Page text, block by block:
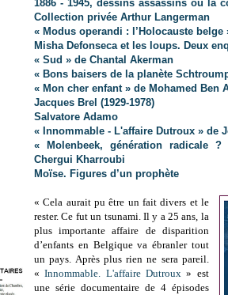
1886 - 1945, dessins assassins ou la
Collection privée Arthur Langerman
« Modus operandi : l’Holocauste belge
Misha Defonseca et les loups. Deux
« Sud » de Chantal Akerman
« Bons baisers de la planète
« Mon cher enfant » de Mohamed Ben
Jacques Brel (1929-1978)
Salvatore Adamo
« Innommable - L'affaire Dutroux » de
« Molenbeek, génération radicale
Chergui Kharroubi
Moïse. Figures d’un prophète
« Cela aurait pu être un fait divers et le
rester. Ce fut un tsunami. Il y a 25 ans, la
plus importante affaire de disparition
d’enfants en Belgique va ébranler tout
un pays. Après plus rien ne sera pareil.
«Innommable. L'affaire Dutroux » est
une série documentaire de 4 épisodes